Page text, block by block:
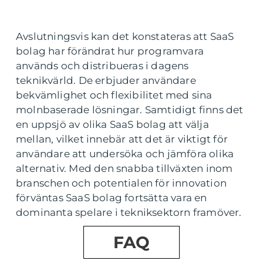
Avslutningsvis kan det konstateras att SaaS
bolag har förändrat hur programvara
används och distribueras i dagens
teknikvärld. De erbjuder användare
bekvämlighet och flexibilitet med sina
molnbaserade lösningar. Samtidigt finns det
en uppsjö av olika SaaS bolag att välja
mellan, vilket innebär att det är viktigt för
användare att undersöka och jämföra olika
alternativ. Med den snabba tillväxten inom
branschen och potentialen för innovation
förväntas SaaS bolag fortsätta vara en
dominanta spelare i tekniksektorn framöver.
FAQ